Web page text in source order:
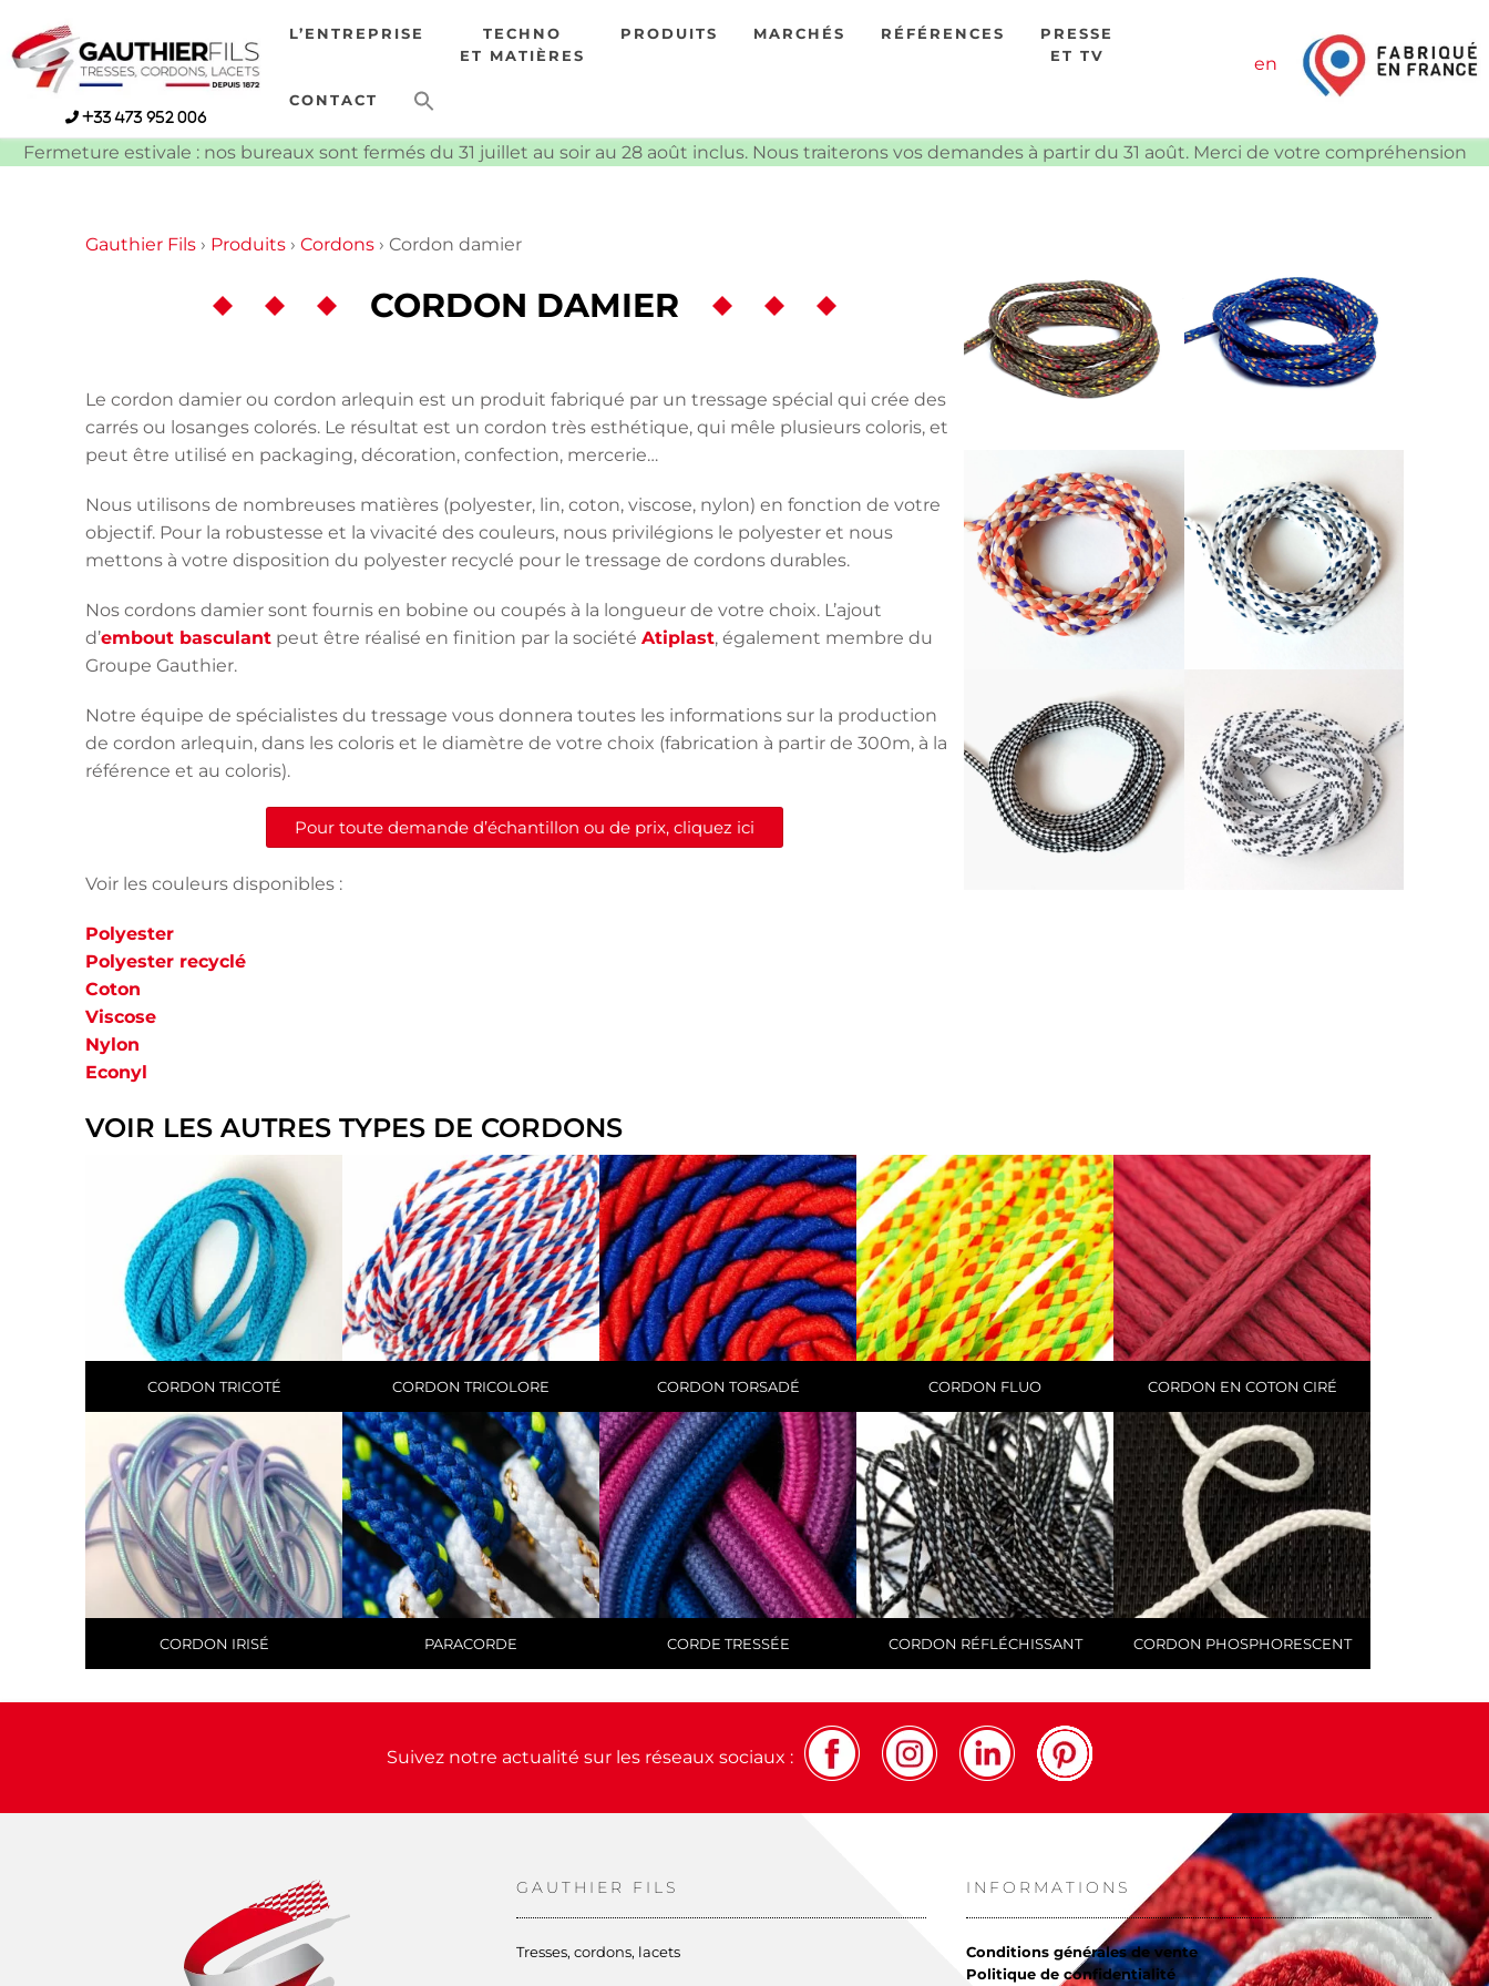
to
content
+33 473 952 006
L’ENTREPRISE
TECHNO
ET MATIÈRES
PRODUITS MARCHÉS RÉFÉRENCES
PRESSE
ET TV
CONTACT
en
Fermeture estivale : nos bureaux sont fermés du 31 juillet au soir au 28 août inclus. Nous traiterons vos demandes à partir du 31 août. Merci de votre compréhension
Gauthier Fils › Produits › Cordons › Cordon damier
CORDON DAMIER
Le cordon damier ou cordon arlequin est un produit fabriqué par un tressage spécial qui crée des
carrés ou losanges colorés. Le résultat est un cordon très esthétique, qui mêle plusieurs coloris, et
peut être utilisé en packaging, décoration, confection, mercerie…
Nous utilisons de nombreuses matières (polyester, lin, coton, viscose, nylon) en fonction de votre
objectif. Pour la robustesse et la vivacité des couleurs, nous privilégions le polyester et nous
mettons à votre disposition du polyester recyclé pour le tressage de cordons durables.
Nos cordons damier sont fournis en bobine ou coupés à la longueur de votre choix. L’ajout
d’embout basculant peut être réalisé en finition par la société Atiplast, également membre du
Groupe Gauthier.
Notre équipe de spécialistes du tressage vous donnera toutes les informations sur la production
de cordon arlequin, dans les coloris et le diamètre de votre choix (fabrication à partir de 300m, à la
référence et au coloris).
Pour toute demande d’échantillon ou de prix, cliquez ici
Voir les couleurs disponibles :
Polyester
Polyester recyclé
Coton
Viscose
Nylon
Econyl
VOIR LES AUTRES TYPES DE CORDONS
CORDON TRICOTÉ CORDON TRICOLORE CORDON TORSADÉ CORDON FLUO CORDON EN COTON CIRÉ
CORDON IRISÉ PARACORDE CORDE TRESSÉE CORDON RÉFLÉCHISSANT CORDON PHOSPHORESCENT
Suivez notre actualité sur les réseaux sociaux :
GAUTHIER FILS
Tresses, cordons, lacets
INFORMATIONS
Conditions générales de vente
Politique de confidentialité